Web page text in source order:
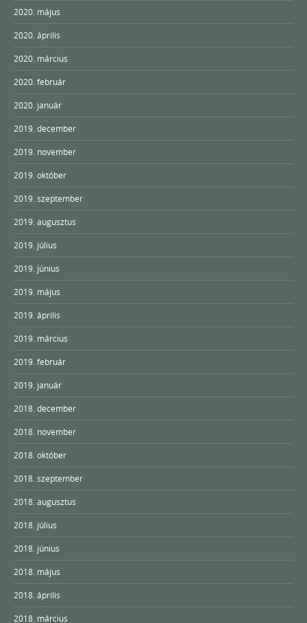
2020. május
2020. április
2020. március
2020. február
2020. január
2019. december
2019. november
2019. október
2019. szeptember
2019. augusztus
2019. július
2019. június
2019. május
2019. április
2019. március
2019. február
2019. január
2018. december
2018. november
2018. október
2018. szeptember
2018. augusztus
2018. július
2018. június
2018. május
2018. április
2018. március